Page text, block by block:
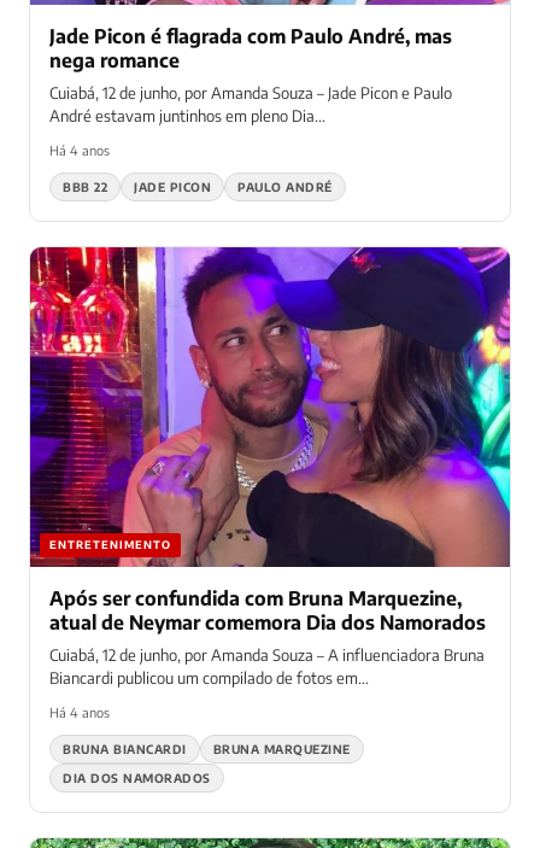
Jade Picon é flagrada com Paulo André, mas
nega romance
Cuiabá, 12 de junho, por Amanda Souza – Jade Picon e Paulo
André estavam juntinhos em pleno Dia...
Há 4 anos
BBB 22 JADE PICON PAULO ANDRÉ
ENTRETENIMENTO
Após ser confundida com Bruna Marquezine,
atual de Neymar comemora Dia dos Namorados
Cuiabá, 12 de junho, por Amanda Souza – A influenciadora Bruna
Biancardi publicou um compilado de fotos em...
Há 4 anos
BRUNA BIANCARDI
BRUNA MARQUEZINE
DIA DOS NAMORADOS